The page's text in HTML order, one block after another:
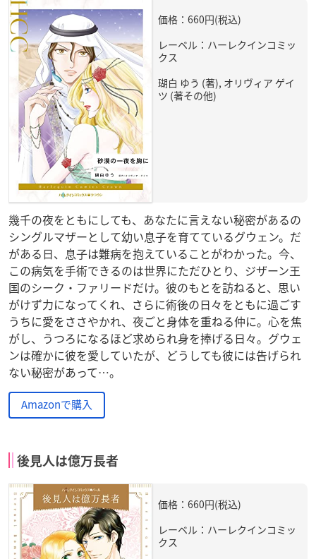
価格：660円(税込)
レーベル：ハーレクインコミッ
クス
瑚白 ゆう (著), オリヴィア ゲイ
ツ (著その他)
幾千の夜をともにしても、あなたに言えない秘密があるの
シングルマザーとして幼い息子を育てているグウェン。だ
がある日、息子は難病を抱えていることがわかった。今、
この病気を手術できるのは世界にただひとり、ジザーン王
国のシーク・ファリードだけ。彼のもとを訪ねると、思い
がけず力になってくれ、さらに術後の日々をともに過ごす
うちに愛をささやかれ、夜ごと身体を重ねる仲に。心を焦
がし、うつろになるほど求められ身を捧げる日々。グウェ
ンは確かに彼を愛していたが、どうしても彼には告げられ
ない秘密があって…。
Amazonで購入
後見人は億万長者
価格：660円(税込)
レーベル：ハーレクインコミッ
クス